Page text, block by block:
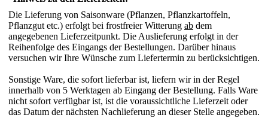
Die Lieferung von Saisonware (Pflanzen, Pflanzkartoffeln,
Pflanzgut etc.) erfolgt bei frostfreier Witterung ab dem
angegebenen Lieferzeitpunkt. Die Auslieferung erfolgt in der
Reihenfolge des Eingangs der Bestellungen. Darüber hinaus
versuchen wir Ihre Wünsche zum Liefertermin zu berücksichtigen.
Sonstige Ware, die sofort lieferbar ist, liefern wir in der Regel
innerhalb von 5 Werktagen ab Eingang der Bestellung. Falls Ware
nicht sofort verfügbar ist, ist die voraussichtliche Lieferzeit oder
das Datum der nächsten Nachlieferung an dieser Stelle angegeben.